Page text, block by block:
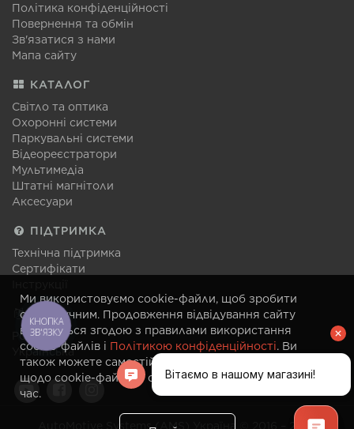
Ми використовуємо cookie-файли, щоб зробити
сайт зручним. Продовження відвідування сайту
вважається згодою з правилами використання
cookie-файлів і Політикою конфіденційності. Ви
також можете самостійно змінити налаштування
щодо cookie-файлів у своєму браузері в будь-який
час.
Політика конфіденційності
Повернення та обмін
Зв'язатися з нами
Мапа сайту
КАТАЛОГ
Світло та оптика
Охоронні системи
Паркувальні системи
Відеореєстратори
Мультимедіа
Штатні магнітоли
Аксесуари
ПІДТРИМКА
Технічна підтримка
Сертифікати
МОВА
Російська
Українська
AutoMotive Systems (AMS) Україна © 2016 – 2026
КНОПКА
ЗВ'ЯЗКУ